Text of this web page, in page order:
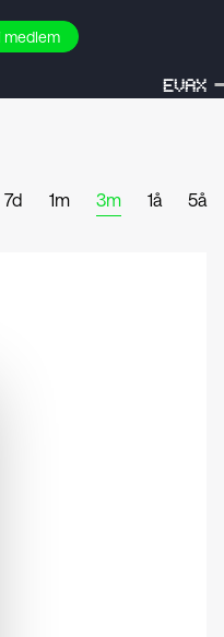
medlem
EVAX
7d 1m 3m 1å 5å